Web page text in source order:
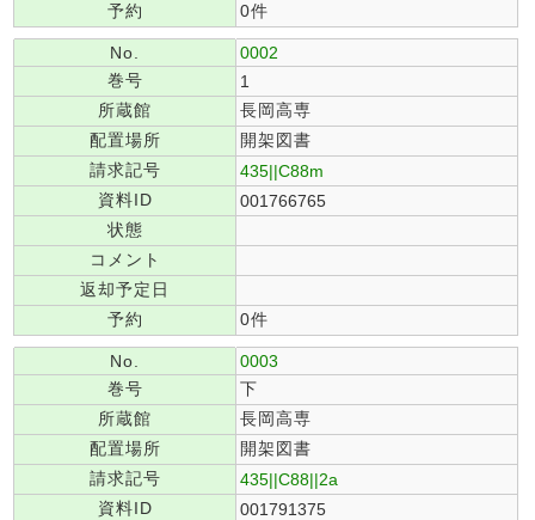
予約
0件
No.
0002
巻号
1
所蔵館
長岡高専
配置場所
開架図書
請求記号
435||C88m
資料ID
001766765
状態
コメント
返却予定日
予約
0件
No.
0003
巻号
下
所蔵館
長岡高専
配置場所
開架図書
請求記号
435||C88||2a
資料ID
001791375